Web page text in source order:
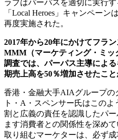
ラブはパーパスを適切に実行
「Local Heroes」キャンペーン
再度実施された。
2017年から20年にかけてフラ
MMM（マーケティング・ミッ
調査では、パーパス主導によ
期売上高を50％増加させたこと
香港・金融大手AIAグループの
ト・A・スペンサー氏はこの
割と広義の責任を認識したパ
ます消費者との関係性を深め
取り組むマーケターは、必ず成